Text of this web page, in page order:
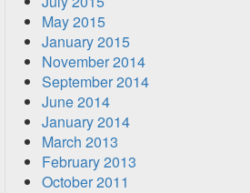
May 2015
January 2015
November 2014
September 2014
June 2014
January 2014
March 2013
February 2013
October 2011